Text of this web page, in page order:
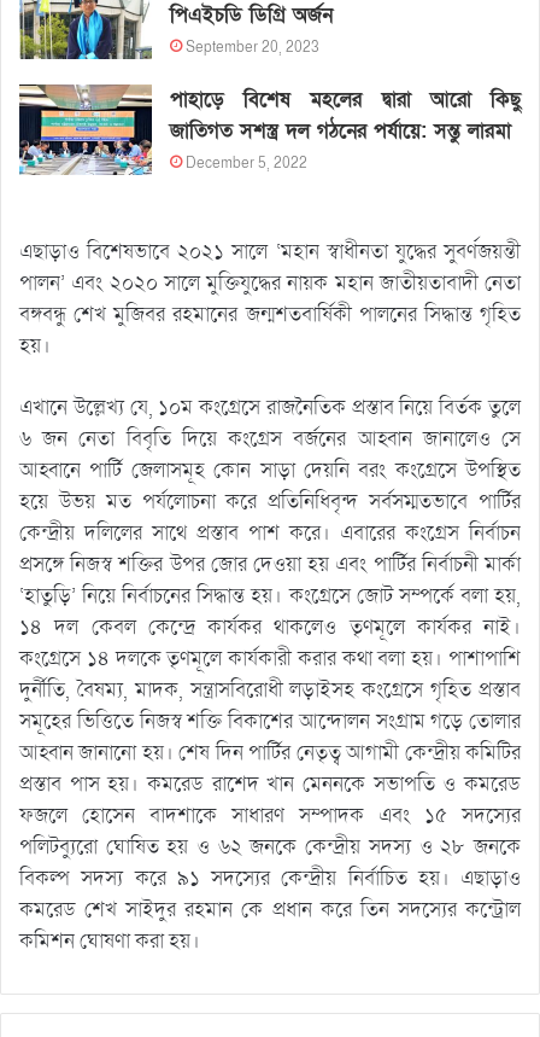
পিএইচডি ডিগ্রি অর্জন
September 20, 2023
পাহাড়ে বিশেষ মহলের দ্বারা আরো কিছু
জাতিগত সশস্ত্র দল গঠনের পর্যায়ে: সন্তু লারমা
December 5, 2022
এছাড়াও বিশেষভাবে ২০২১ সালে ‘মহান স্বাধীনতা যুদ্ধের সুবর্ণজয়ন্তী
পালন’ এবং ২০২০ সালে মুক্তিযুদ্ধের নায়ক মহান জাতীয়তাবাদী নেতা
বঙ্গবন্ধু শেখ মুজিবর রহমানের জন্মশতবার্ষিকী পালনের সিদ্ধান্ত গৃহিত
হয়।
এখানে উল্লেখ্য যে, ১০ম কংগ্রেসে রাজনৈতিক প্রস্তাব নিয়ে বির্তক তুলে
৬ জন নেতা বিবৃতি দিয়ে কংগ্রেস বর্জনের আহ্বান জানালেও সে
আহ্বানে পার্টি জেলাসমূহ কোন সাড়া দেয়নি বরং কংগ্রেসে উপস্থিত
হয়ে উভয় মত পর্যলোচনা করে প্রতিনিধিবৃন্দ সর্বসম্মতভাবে পার্টির
কেন্দ্রীয় দলিলের সাথে প্রস্তাব পাশ করে। এবারের কংগ্রেস নির্বাচন
প্রসঙ্গে নিজস্ব শক্তির উপর জোর দেওয়া হয় এবং পার্টির নির্বাচনী মার্কা
‘হাতুড়ি’ নিয়ে নির্বাচনের সিদ্ধান্ত হয়। কংগ্রেসে জোট সম্পর্কে বলা হয়,
১৪ দল কেবল কেন্দ্রে কার্যকর থাকলেও তৃণমূলে কার্যকর নাই।
কংগ্রেসে ১৪ দলকে তৃণমূলে কার্যকারী করার কথা বলা হয়। পাশাপাশি
দুর্নীতি, বৈষম্য, মাদক, সন্ত্রাসবিরোধী লড়াইসহ কংগ্রেসে গৃহিত প্রস্তাব
সমূহের ভিত্তিতে নিজস্ব শক্তি বিকাশের আন্দোলন সংগ্রাম গড়ে তোলার
আহ্বান জানানো হয়। শেষ দিন পার্টির নেতৃত্ব আগামী কেন্দ্রীয় কমিটির
প্রস্তাব পাস হয়। কমরেড রাশেদ খান মেননকে সভাপতি ও কমরেড
ফজলে হোসেন বাদশাকে সাধারণ সম্পাদক এবং ১৫ সদস্যের
পলিটব্যুরো ঘোষিত হয় ও ৬২ জনকে কেন্দ্রীয় সদস্য ও ২৮ জনকে
বিকল্প সদস্য করে ৯১ সদস্যের কেন্দ্রীয় নির্বাচিত হয়। এছাড়াও
কমরেড শেখ সাইদুর রহমান কে প্রধান করে তিন সদস্যের কন্ট্রোল
কমিশন ঘোষণা করা হয়।